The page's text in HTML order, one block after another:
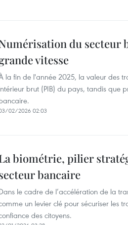
du secteur
vitesse
la fin de l'année 2025, la valeur des
brut (PIB) du pays, tandis que
02/2026 02:03
biométrie, pilier
bancaire
le cadre de l’accélération de la
un levier clé pour sécuriser les
des citoyens.